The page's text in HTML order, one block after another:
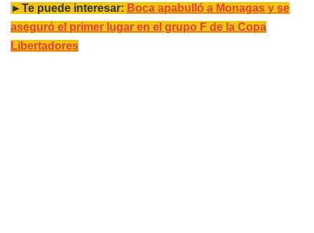
►Te puede interesar: Boca apabulló a Monagas y se
aseguró el primer lugar en el grupo F de la Copa
Libertadores